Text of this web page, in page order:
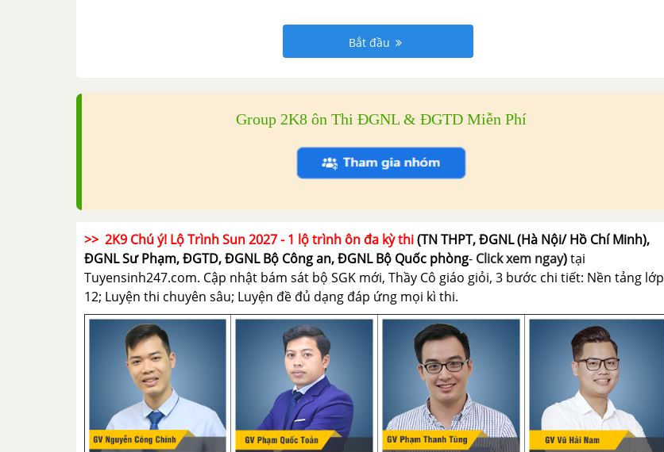
Bắt đầu
Group 2K8 ôn Thi ĐGNL & ĐGTD Miễn Phí
>> 2K9 Chú ý! Lộ Trình Sun 2027 - 1 lộ trình ôn đa kỳ thi(TN THPT, ĐGNL (Hà Nội/ Hồ Chí Minh),
ĐGNL Sư Phạm, ĐGTD, ĐGNL Bộ Công an, ĐGNL Bộ Quốc phòng- Click xem ngay)tại
Tuyensinh247.com. Cập nhật bám sát bộ SGK mới, Thầy Cô giáo giỏi, 3 bước chi tiết: Nền tảng lớp
12; Luyện thi chuyên sâu; Luyện đề đủ dạng đáp ứng mọi kì thi.